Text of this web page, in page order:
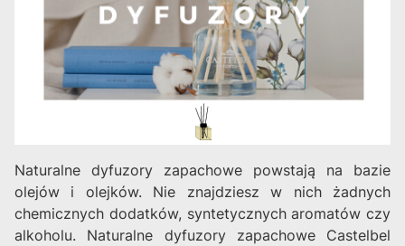
Naturalne dyfuzory zapachowe powstają na bazie
olejów i olejków. Nie znajdziesz w nich żadnych
chemicznych dodatków, syntetycznych aromatów czy
alkoholu. Naturalne dyfuzory zapachowe Castelbel